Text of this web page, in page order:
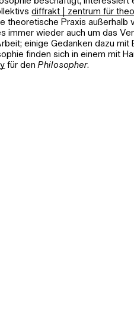
diffrakt | zentrum für
theoretische Praxis außerhalb
immer wieder auch um das
einige Gedanken dazu mit
finden sich in einem mit
für denPhilosopher.